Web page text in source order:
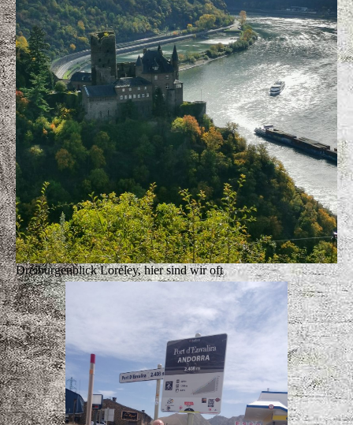
Dreiburgenblick Loreley, hier sind wir oft